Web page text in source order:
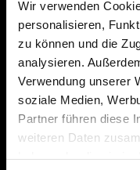
Wir verwenden
personalisieren,
zu können und die
analysieren.
Verwendung unserer
soziale Medien,
Partner führen diese
weiteren Daten